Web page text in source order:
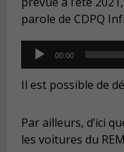
parole de CDPQ
Audio
Player
00:00
Il est possible de
Par ailleurs, d’ici
les voitures du